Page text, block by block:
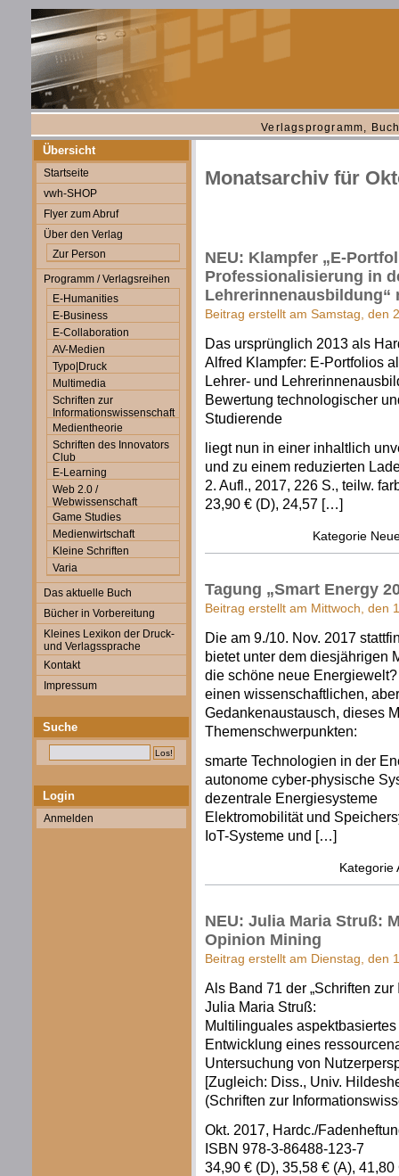
Verlagsprogramm,
Übersicht
Startseite
vwh-SHOP
Flyer zum Abruf
Über den Verlag
Zur Person
Programm / Verlagsreihen
E-Humanities
E-Business
E-Collaboration
AV-Medien
Typo|Druck
Multimedia
Schriften zur
Informationswissenschaft
Medientheorie
Schriften des Innovators
Club
E-Learning
Web 2.0 /
Webwissenschaft
Game Studies
Medienwirtschaft
Kleine Schriften
Varia
Das aktuelle Buch
Bücher in Vorbereitung
Kleines Lexikon der Druck-
und Verlagssprache
Kontakt
Impressum
Suche
Login
Anmelden
Monatsarchiv für
NEU: Klampfer „E-
Professionalisierung in
Lehrerinnenausbildung“
Beitrag erstellt am Samstag, den
Das ursprünglich 2013 als
Alfred Klampfer: E-Portfolios
Lehrer- und
Bewertung technologischer
Studierende
liegt nun in einer inhaltlich
und zu einem reduzierten
2. Aufl., 2017, 226 S., teilw.
23,90 € (D), 24,57 […]
Kategorie
Tagung „Smart Energy
Beitrag erstellt am Mittwoch, den
Die am 9./10. Nov. 2017
bietet unter dem diesjährigen
die schöne neue
einen wissenschaftlichen,
Gedankenaustausch, dieses
Themenschwerpunkten:
smarte Technologien in der
autonome cyber-physische
dezentrale Energiesysteme
Elektromobilität und
IoT-Systeme und […]
Kategorie
NEU: Julia Maria Struß:
Opinion Mining
Beitrag erstellt am Dienstag, den
Als Band 71 der „Schriften
Julia Maria Struß:
Multilinguales
Entwicklung eines
Untersuchung von
[Zugleich: Diss., Univ.
(Schriften zur
Okt. 2017, Hardc./
ISBN 978-3-86488-123-7
34,90 € (D), 35,58 € (A), 41,80